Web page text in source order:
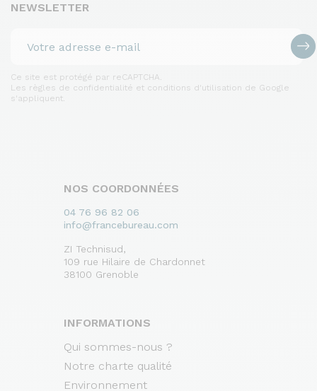
NEWSLETTER
Ce site est protégé par reCAPTCHA.
Les règles de confidentialité et conditions d'utilisation de Google
s'appliquent.
NOS COORDONNÉES
04 76 96 82 06
info@francebureau.com
ZI Technisud,
109 rue Hilaire de Chardonnet
38100 Grenoble
INFORMATIONS
Qui sommes-nous ?
Notre charte qualité
Environnement